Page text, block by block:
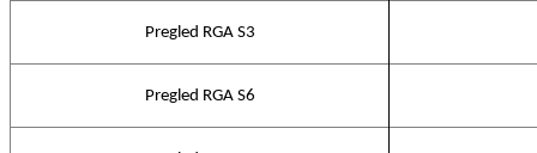
Pregled RGA S3
Pregled RGA S6